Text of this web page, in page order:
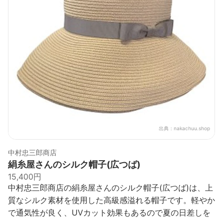
出典： nakachuu.shop
中村忠三郎商店
絹糸屋さんのシルク帽子(広つば)
15,400円
中村忠三郎商店の絹糸屋さんのシルク帽子(広つば)は、上
質なシルク素材を使用した高級感溢れる帽子です。軽やか
で通気性が良く、UVカット効果もあるので夏の日差しを